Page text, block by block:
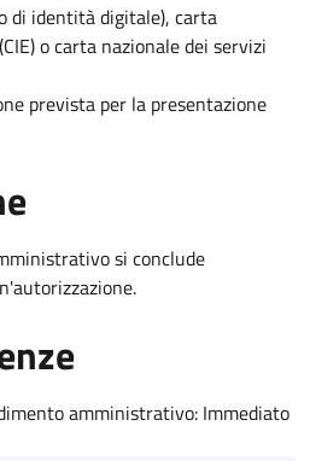
di identità digitale), carta
o carta nazionale dei servizi
prevista per la presentazione
si conclude
amministrativo: Immediato